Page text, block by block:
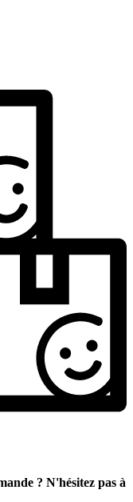
? N'hésitez pas à